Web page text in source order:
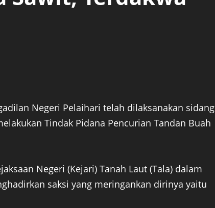
Negeri Pelaihari telah dilaksanakan sidang
Tindak Pidana Pencurian Tandan Buah
Negeri (Kejari) Tanah Laut (Tala) dalam
saksi yang meringankan dirinya yaitu